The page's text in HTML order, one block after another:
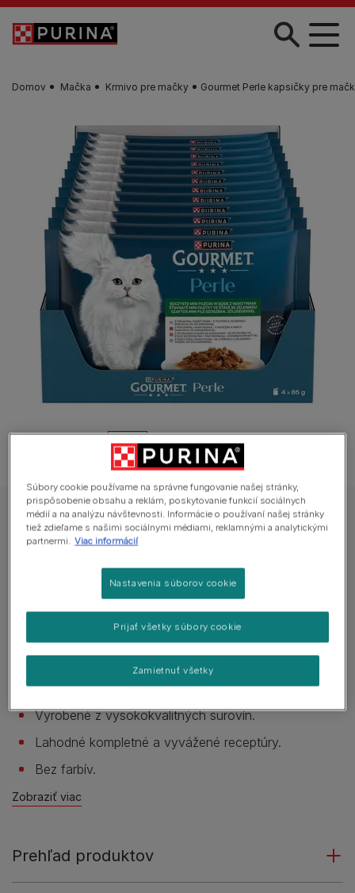
Skočiť na hlavný obsah
Domov Mačka Krmivo pre mačky Gourmet Perle kapsičky pre
Gourmet Perle kapsičky pre mačky teľacie, divina, hovädzie, pstruh v
šťave
divina, hovädzie, pstruh v šťave
Zatiaľ žiadne hodnotenia
Dostupné veľkosti: 4×85 g
Kompletné krmivo pre dospelé mačky.
Vyrobené z vysokokvalitných surovín.
Lahodné kompletné a vyvážené receptúry.
Bez farbív.
Zobraziť viac
Prehľad produktov
Súbory cookie používame na správne fungovanie našej stránky,
prispôsobenie obsahu a reklám, poskytovanie funkcií sociálnych
médií a na analýzu návštevnosti. Informácie o používaní našej stránky
tiež zdieľame s našimi sociálnymi médiami, reklamnými a analytickými
partnermi. Viac informácií
Nastavenia súborov cookie
Zamietnuť všetky
Prijať všetky súbory cookie